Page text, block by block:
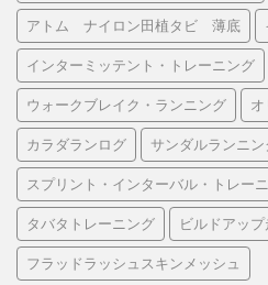
アトム ナイロン田植タビ 薄底
インターミッテント・トレーニング
ウォークブレイク・ランニング
カラダランログ サンダルランニン
スプリント・インターバル・トレー
タバタトレーニング ビルドアップ
フラッドラッシュスキンメッシュ